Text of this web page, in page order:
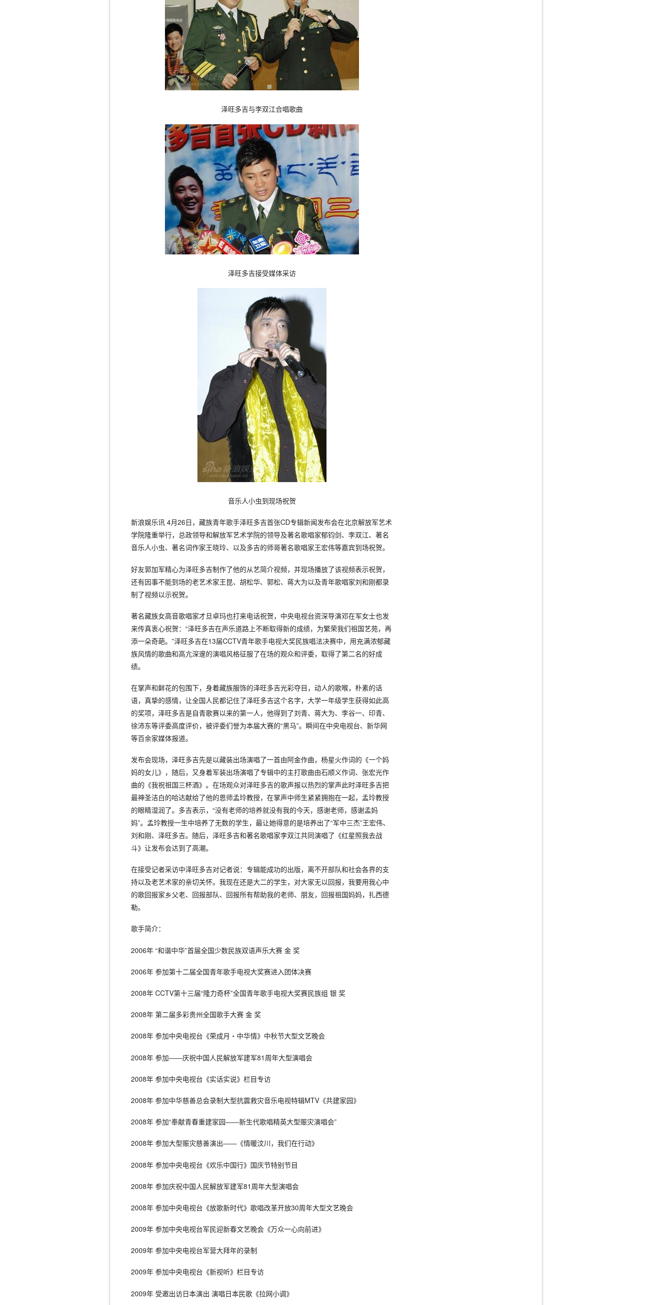
泽旺多吉与李双江合唱歌曲
泽旺多吉接受媒体采访
音乐人小虫到现场祝贺
新浪娱乐讯 4月26日，藏族青年歌手泽旺多吉首张CD专辑新闻发布会在北京解放军艺术
学院隆重举行，总政领导和解放军艺术学院的领导及著名歌唱家郁钧剑、李双江、著名
音乐人小虫、著名词作家王晓玲、以及多吉的师哥著名歌唱家王宏伟等嘉宾到场祝贺。
好友郭加军精心为泽旺多吉制作了他的从艺简介视频，并现场播放了该视频表示祝贺，
还有因事不能到场的老艺术家王昆、胡松华、郭松、蒋大为以及青年歌唱家刘和刚都录
制了视频以示祝贺。
著名藏族女高音歌唱家才旦卓玛也打来电话祝贺，中央电视台资深导演邓在军女士也发
来传真衷心祝贺：“泽旺多吉在声乐道路上不断取得新的成绩，为繁荣我们祖国艺苑，再
添一朵奇葩。”泽旺多吉在13届CCTV青年歌手电视大奖民族唱法决赛中，用充满浓郁藏
族风情的歌曲和高亢深邃的演唱风格征服了在场的观众和评委，取得了第二名的好成
绩。
在掌声和鲜花的包围下，身着藏族服饰的泽旺多吉光彩夺目，动人的歌喉，朴素的话
语，真挚的感情，让全国人民都记住了泽旺多吉这个名字，大学一年级学生获得如此高
的奖项，泽旺多吉是自青歌赛以来的第一人，他得到了刘青、蒋大为、李谷一、印青、
徐沛东等评委高度评价，被评委们誉为本届大赛的“黑马”。瞬间在中央电视台、新华网
等百余家媒体报道。
发布会现场，泽旺多吉先是以藏装出场演唱了一首由阿金作曲，杨星火作词的《一个妈
妈的女儿》，随后，又身着军装出场演唱了专辑中的主打歌曲由石顺义作词、张宏光作
曲的《我祝祖国三杯酒》。在场观众对泽旺多吉的歌声报以热烈的掌声此时泽旺多吉把
最神圣洁白的哈达献给了他的恩师孟玲教授，在掌声中师生紧紧拥抱在一起，孟玲教授
的眼睛湿润了。多吉表示，“没有老师的培养就没有我的今天，感谢老师，感谢孟妈
妈”。孟玲教授一生中培养了无数的学生，最让她得意的是培养出了“军中三杰”王宏伟、
刘和刚、泽旺多吉。随后，泽旺多吉和著名歌唱家李双江共同演唱了《红星照我去战
斗》让发布会达到了高潮。
在接受记者采访中泽旺多吉对记者说：专辑能成功的出版，离不开部队和社会各界的支
持以及老艺术家的亲切关怀。我现在还是大二的学生，对大家无以回报，我要用我心中
的歌回报家乡父老、回报部队、回报所有帮助我的老师、朋友，回报祖国妈妈，扎西德
勒。
歌手简介：
2006年 “和谐中华”首届全国少数民族双语声乐大赛 金 奖
2006年 参加第十二届全国青年歌手电视大奖赛进入团体决赛
2008年 CCTV第十三届“隆力奇杯”全国青年歌手电视大奖赛民族组 银 奖
2008年 第二届多彩贵州全国歌手大赛 金 奖
2008年 参加中央电视台《荣成月・中华情》中秋节大型文艺晚会
2008年 参加――庆祝中国人民解放军建军81周年大型演唱会
2008年 参加中央电视台《实话实说》栏目专访
2008年 参加中华慈善总会录制大型抗震救灾音乐电视特辑MTV《共建家园》
2008年 参加“奉献青春重建家园――新生代歌唱精英大型赈灾演唱会”
2008年 参加大型赈灾慈善演出――《情暖汶川，我们在行动》
2008年 参加中央电视台《欢乐中国行》国庆节特别节目
2008年 参加庆祝中国人民解放军建军81周年大型演唱会
2008年 参加中央电视台《放歌新时代》歌唱改革开放30周年大型文艺晚会
2009年 参加中央电视台军民迎新春文艺晚会《万众一心向前进》
2009年 参加中央电视台军营大拜年的录制
2009年 参加中央电视台《新视听》栏目专访
2009年 受邀出访日本演出 演唱日本民歌《拉网小调》